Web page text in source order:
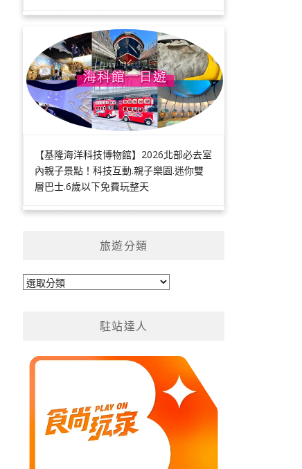
【基隆海洋科技博物館】2026北部必去室
內親子景點！科技互動.親子樂園.迷你雙
層巴士.6歲以下免費玩整天
旅遊分類
旅
駐站達人